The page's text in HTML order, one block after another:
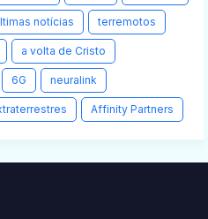
notícias terremotos
a volta de Cristo
6G neuralink
Affinity Partners